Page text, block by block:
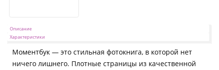
Описание
Характеристики
Моментбук — это стильная фотокнига, в которой нет
ничего лишнего. Плотные страницы из качественной